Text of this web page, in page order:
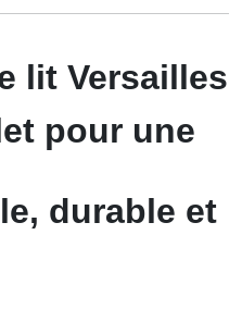
lit Versailles
pour une
durable et